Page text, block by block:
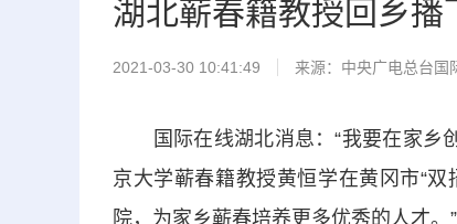
湖北蕲春籍教授回乡播
2021-03-30 10:41:49 来源： 中央广电总台国
国际在线湖北消息：“我要在家乡
京大学蕲春籍教授黄恒学在黄冈市“
院，为家乡蕲春培养更多优秀的人才。”